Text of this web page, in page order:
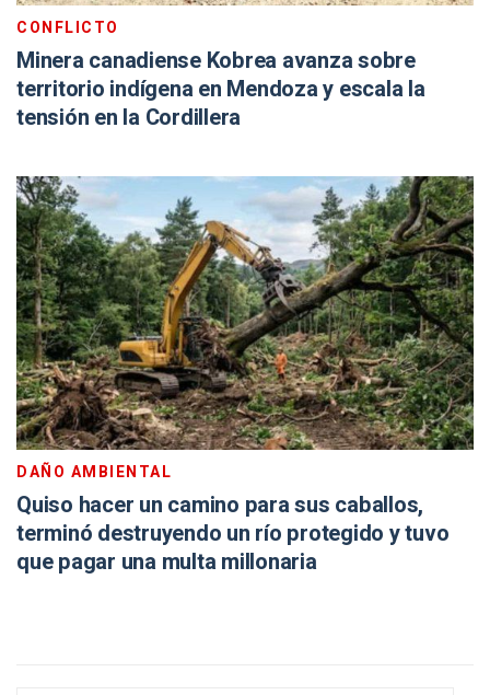
CONFLICTO
Minera canadiense Kobrea avanza sobre
territorio indígena en Mendoza y escala la
tensión en la Cordillera
DAÑO AMBIENTAL
Quiso hacer un camino para sus caballos,
terminó destruyendo un río protegido y tuvo
que pagar una multa millonaria